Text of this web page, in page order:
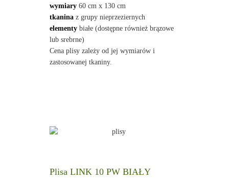
wymiary60 cm x 130 cm
tkaninaz grupy nieprzeziernych
elementybiałe (dostępne również brązowe
lub srebrne)
Cena plisy zależy od jej wymiarów i
zastosowanej tkaniny.
Plisa LINK 10 PW BIAŁY